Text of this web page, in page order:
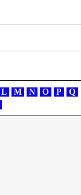
L M N O P
Q